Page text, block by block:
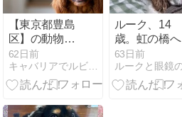
【東京都豊島
区】の動物病
院で夜間救急
OKはココ！愛
犬を救うため
ておくべし！
62日前
キャバリアでルビーなコジロウの犬生ブログ-前立腺ガンを克服-
ルーク、14
歳。虹の橋へ
63日前